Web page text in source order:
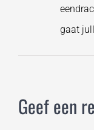
gaat
Geef een